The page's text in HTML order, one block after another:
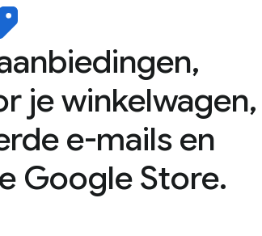
je winkelwagen,
e-mails en
Google Store.